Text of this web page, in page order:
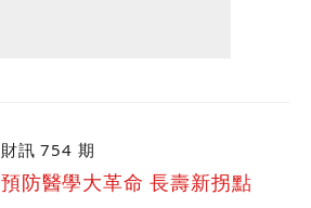
財訊 754 期
預防醫學大革命 長壽新拐點